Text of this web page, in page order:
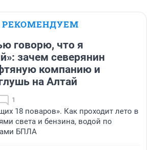
РЕКОМЕНДУЕМ
говорю, что я
зачем северянин
компанию и
на Алтай
1
18 поваров». Как проходит лето в
света и бензина, водой по
БПЛА